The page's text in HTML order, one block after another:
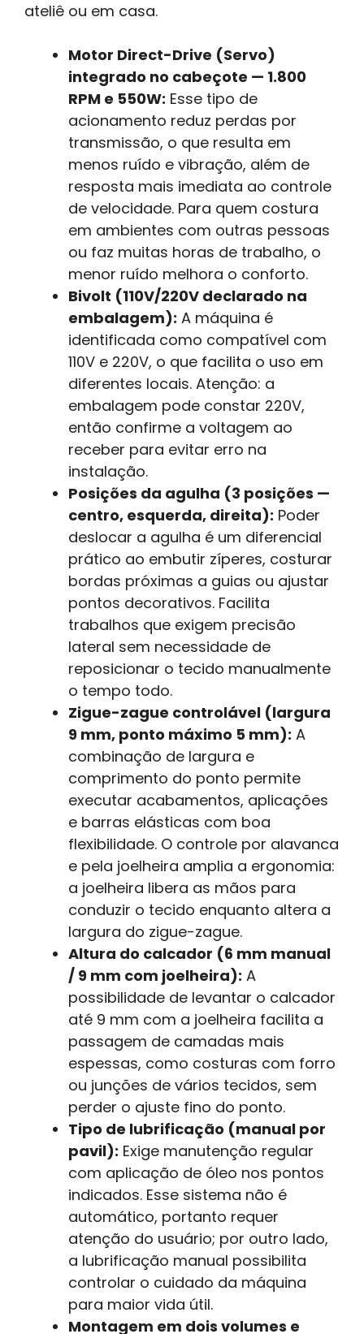
ateliê ou em casa.
Motor Direct-Drive (Servo)
integrado no cabeçote — 1.800
RPM e 550W: Esse tipo de
acionamento reduz perdas por
transmissão, o que resulta em
menos ruído e vibração, além de
resposta mais imediata ao controle
de velocidade. Para quem costura
em ambientes com outras pessoas
ou faz muitas horas de trabalho, o
menor ruído melhora o conforto.
Bivolt (110V/220V declarado na
embalagem): A máquina é
identificada como compatível com
110V e 220V, o que facilita o uso em
diferentes locais. Atenção: a
embalagem pode constar 220V,
então confirme a voltagem ao
receber para evitar erro na
instalação.
Posições da agulha (3 posições —
centro, esquerda, direita): Poder
deslocar a agulha é um diferencial
prático ao embutir zíperes, costurar
bordas próximas a guias ou ajustar
pontos decorativos. Facilita
trabalhos que exigem precisão
lateral sem necessidade de
reposicionar o tecido manualmente
o tempo todo.
Zigue-zague controlável (largura
9 mm, ponto máximo 5 mm): A
combinação de largura e
comprimento do ponto permite
executar acabamentos, aplicações
e barras elásticas com boa
flexibilidade. O controle por alavanca
e pela joelheira amplia a ergonomia:
a joelheira libera as mãos para
conduzir o tecido enquanto altera a
largura do zigue-zague.
Altura do calcador (6 mm manual
/ 9 mm com joelheira): A
possibilidade de levantar o calcador
até 9 mm com a joelheira facilita a
passagem de camadas mais
espessas, como costuras com forro
ou junções de vários tecidos, sem
perder o ajuste fino do ponto.
Tipo de lubrificação (manual por
pavil): Exige manutenção regular
com aplicação de óleo nos pontos
indicados. Esse sistema não é
automático, portanto requer
atenção do usuário; por outro lado,
a lubrificação manual possibilita
controlar o cuidado da máquina
para maior vida útil.
Montagem em dois volumes e